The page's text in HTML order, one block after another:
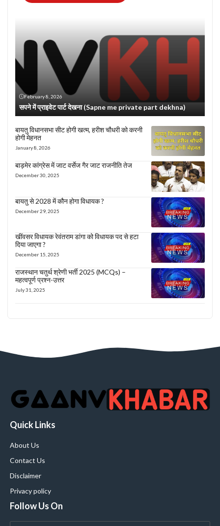
February 8, 2026
सपने में प्राइवेट पार्ट देखना (Sapne me private part dekhna)
बायतु विधानसभा सीट होगी खत्म, हरीश चौधरी को करनी
होगी मेहनत
January 8, 2026
बाड़मेर कांग्रेस में जाट वर्सेज गैर जाट राजनीति तेज
December 30, 2025
बायतु से 2028 में कौन होगा विधायक ?
December 29, 2025
खींवसर विधायक रेवंतराम डांगा को विधायक पद से हटा
दिया जाएगा ?
December 15, 2025
राजस्थान चतुर्थ श्रेणी भर्ती 2025 (MCQs) –
महत्वपूर्ण प्रश्न-उत्तर
July 31, 2025
Quick Links
About Us
Contact Us
Disclaimer
Privacy policy
Follow Us On